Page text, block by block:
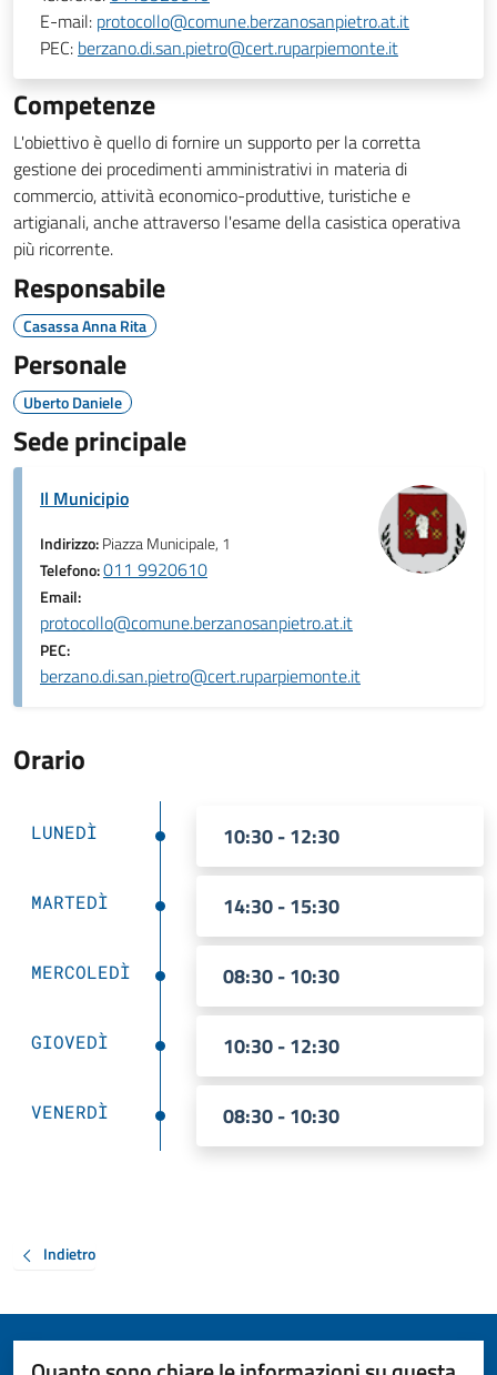
E-mail: protocollo@comune.berzanosanpietro.at.it
PEC: berzano.di.san.pietro@cert.ruparpiemonte.it
Competenze
L'obiettivo è quello di fornire un supporto per la corretta
gestione dei procedimenti amministrativi in materia di
commercio, attività economico-produttive, turistiche e
artigianali, anche attraverso l'esame della casistica operativa
più ricorrente.
Responsabile
Casassa Anna Rita
Personale
Uberto Daniele
Sede principale
Il Municipio
Indirizzo:Piazza Municipale, 1
Telefono:011 9920610
Email:
protocollo@comune.berzanosanpietro.at.it
PEC:
berzano.di.san.pietro@cert.ruparpiemonte.it
Orario
LUNEDÌ 10:30 - 12:30
MARTEDÌ 14:30 - 15:30
MERCOLEDÌ 08:30 - 10:30
GIOVEDÌ 10:30 - 12:30
VENERDÌ 08:30 - 10:30
Indietro